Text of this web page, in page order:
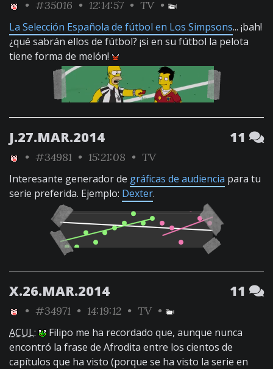
• #35016 • 12:14:57 • TV•
La Selección Española de fútbol en Los Simpsons... ¡bah!
¿qué sabrán ellos de fútbol? ¡si en su fútbol la pelota
tiene forma de melón!
J.27.MAR.2014 11
• #34981 • 15:21:08 • TV
Interesante generador de gráficas de audiencia para tu
serie preferida. Ejemplo: Dexter.
X.26.MAR.2014 11
• #34971 • 14:19:12 • TV•
ACUL:
Filipo me ha recordado que, aunque nunca
encontró la frase de Afrodita entre los cientos de
capítulos que ha visto (porque se ha visto la serie en